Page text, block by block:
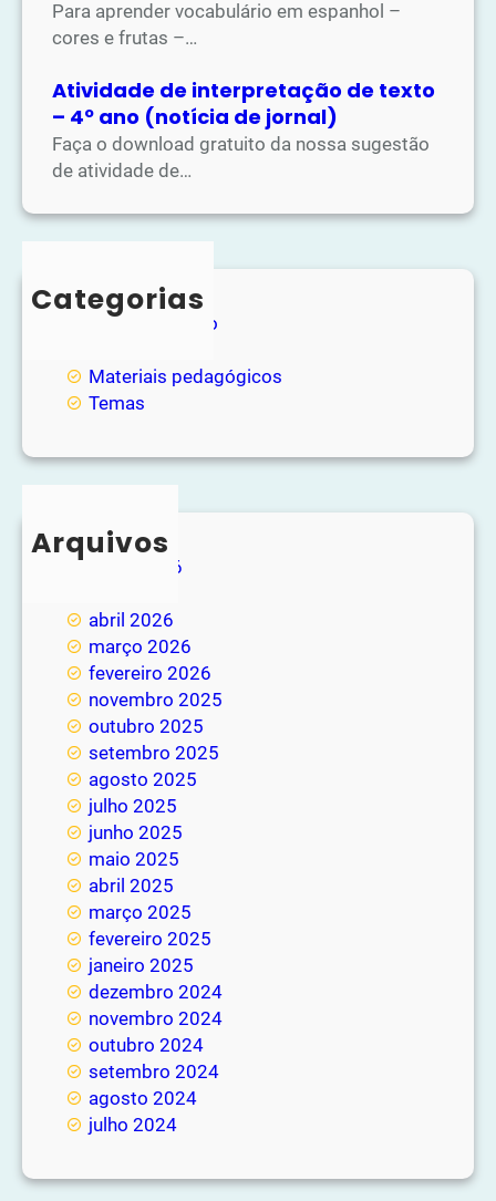
Para aprender vocabulário em espanhol –
cores e frutas –…
Atividade de interpretação de texto
– 4º ano (notícia de jornal)
Faça o download gratuito da nossa sugestão
de atividade de…
Categorias
Entretenimento
Materiais pedagógicos
Temas
Arquivos
junho 2026
abril 2026
março 2026
fevereiro 2026
novembro 2025
outubro 2025
setembro 2025
agosto 2025
julho 2025
junho 2025
maio 2025
abril 2025
março 2025
fevereiro 2025
janeiro 2025
dezembro 2024
novembro 2024
outubro 2024
setembro 2024
agosto 2024
julho 2024